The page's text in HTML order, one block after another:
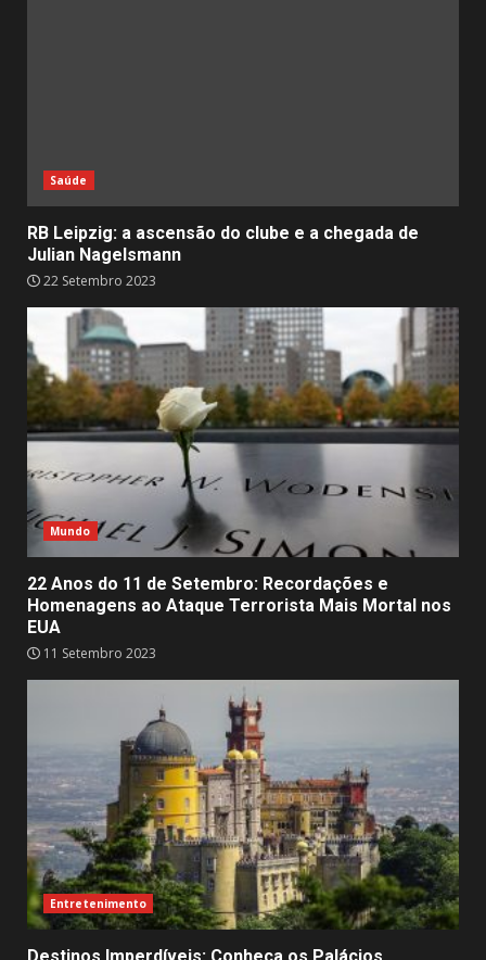
Saúde
RB Leipzig: a ascensão do clube e a chegada de
Julian Nagelsmann
22 Setembro 2023
Mundo
22 Anos do 11 de Setembro: Recordações e
Homenagens ao Ataque Terrorista Mais Mortal nos
EUA
11 Setembro 2023
Entretenimento